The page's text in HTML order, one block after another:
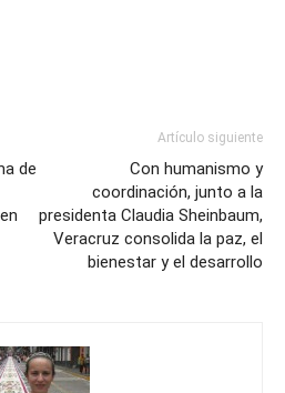
de
Artículo siguiente
Con humanismo y
coordinación, junto a la
presidenta Claudia Sheinbaum,
Veracruz consolida la paz, el
bienestar y el desarrollo